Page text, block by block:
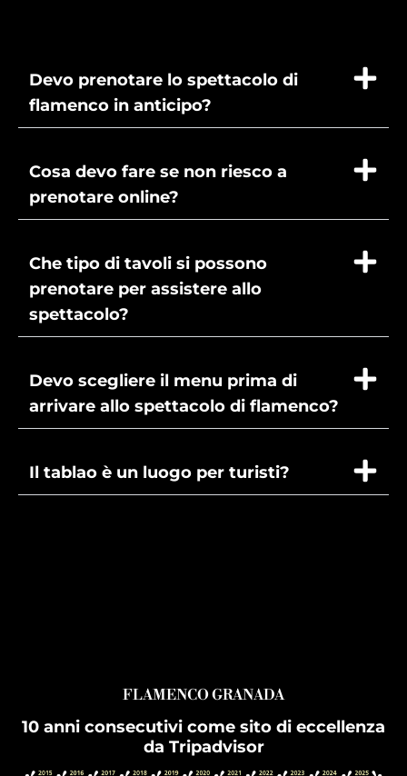
Devo prenotare lo spettacolo di
flamenco in anticipo?
Cosa devo fare se non riesco a
prenotare online?
Che tipo di tavoli si possono
prenotare per assistere allo
spettacolo?
Devo scegliere il menu prima di
arrivare allo spettacolo di flamenco?
Il tablao è un luogo per turisti?
FLAMENCO GRANADA
10 anni consecutivi come sito di eccellenza
da Tripadvisor